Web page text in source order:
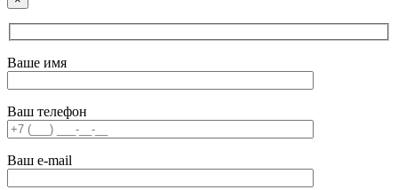
Ваше имя
Ваш телефон
Ваш e-mail